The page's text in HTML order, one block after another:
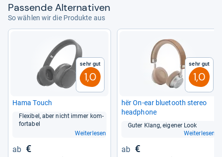
Pas­sende Alter­na­ti­ven
So wählen wir die Produkte aus
Sehr gut
1,0
Hama Touch
Fle­xi­bel, aber nicht immer kom­
for­ta­bel
Weiterlesen
€
Sehr gut
1,0
hër On-​ear blue­tooth ste­reo
head­phone
Guter Klang, eige­ner Look
Weiterlesen
€